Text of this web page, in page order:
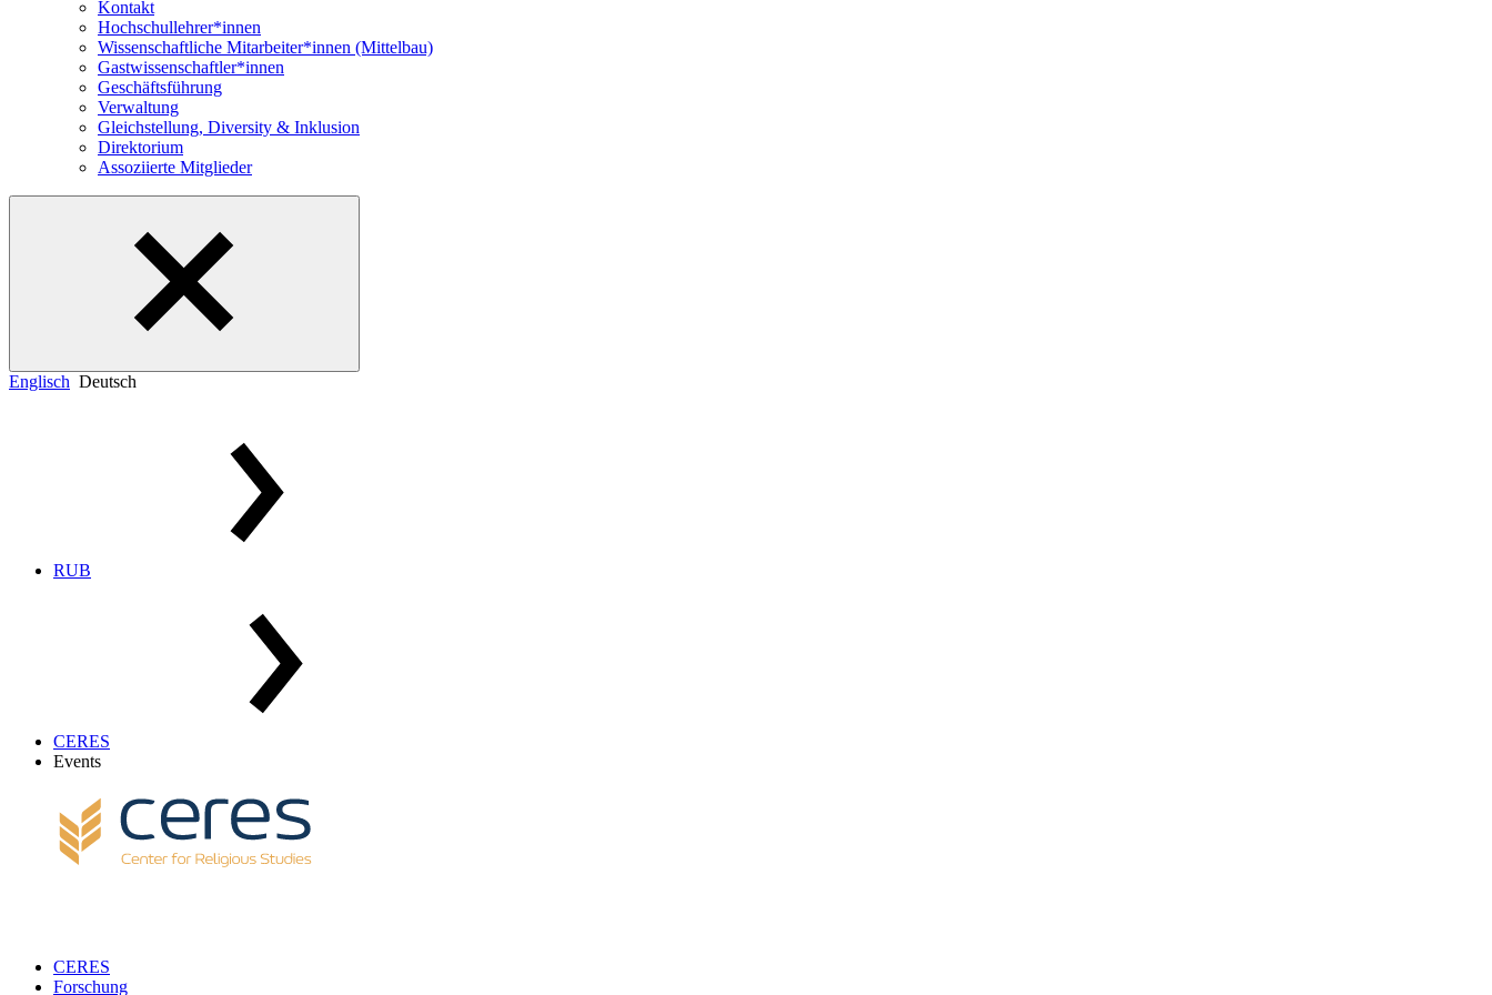
Kontakt
Hochschullehrer*innen
Wissenschaftliche Mitarbeiter*innen (Mittelbau)
Gastwissenschaftler*innen
Geschäftsführung
Verwaltung
Gleichstellung, Diversity & Inklusion
Direktorium
Assoziierte Mitglieder
Englisch Deutsch
RUB
CERES
Events
CERES
Forschung